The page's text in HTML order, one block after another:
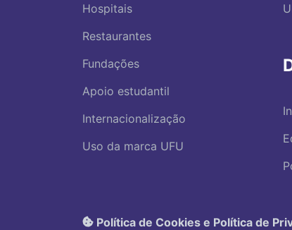
Hospitais
Restaurantes
Fundações
Apoio estudantil
Internacionalização
Uso da marca UFU
Política de Cookies e Política de